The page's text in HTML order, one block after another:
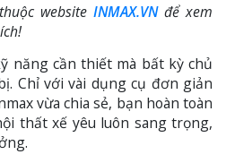
website INMAX.VNđể xem
năng cần thiết mà bất kỳ chủ
Chỉ với vài dụng cụ đơn giản
vừa chia sẻ, bạn hoàn toàn
thất xế yêu luôn sang trọng,